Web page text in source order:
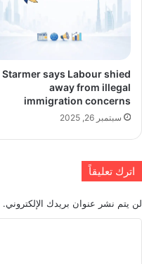
Starmer says Labour shied
away from illegal
immigration concerns
سبتمبر 26, 2025
اترك تعليقاً
لن يتم نشر عنوان بريدك الإلكتروني.